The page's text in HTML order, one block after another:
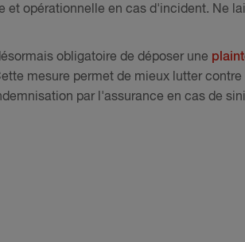
et opérationnelle en cas d'incident. Ne
obligatoire de déposer une
mesure permet de mieux lutter
par l'assurance en cas de